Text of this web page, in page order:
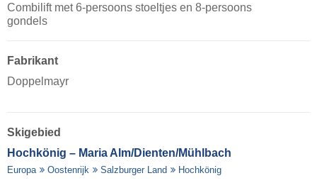
Combilift met 6-persoons stoeltjes en 8-persoons
gondels
Fabrikant
Doppelmayr
Skigebied
Hochkönig – Maria Alm/​Dienten/​Mühlbach
Europa Oostenrijk Salzburger Land Hochkönig